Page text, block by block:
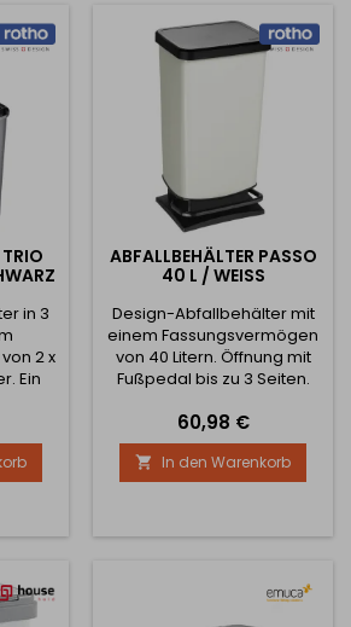
in 3
2 x
Ein
ABFALLBEHÄLTER PASSO
40 L / WEISS
Design-Abfallbehälter mit
einem Fassungsvermögen
von 40 Litern. Öffnung mit
Fußpedal bis zu 3 Seiten.
geschlossenen Zustand
Inklusive Platten zur
Gewährleistung der
Stabilität
Preis
60,98 €
 In den Warenkorb